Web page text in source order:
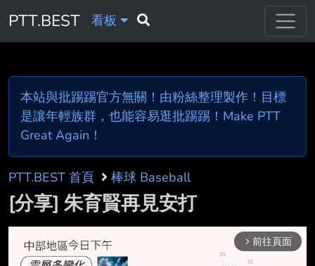
PTT.BEST 看板
本站與批踢踢官方無關！由粉絲整理製作！目標
是讓年輕族群，也能容易逛批踢踢！Make PTT
Great Again！
PTT.BEST 首頁 棒球 Baseball
[分享] 朱育賢再見安打
arrow_forward_ios 前往頁面